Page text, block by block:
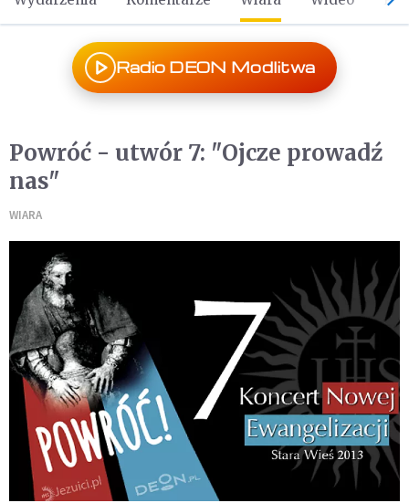
Radio DEON Modlitwa
Powróć - utwór 7: "Ojcze prowadź
nas"
WIARA